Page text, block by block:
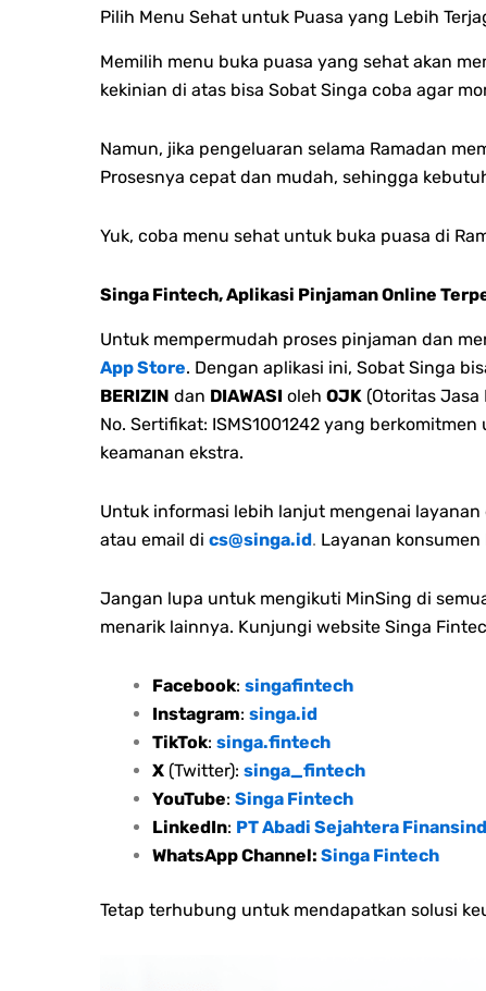
Pilih Menu Sehat untuk Puasa yang Lebih
Memilih menu buka puasa yang sehat akan
kekinian di atas bisa Sobat Singa coba agar
Namun, jika pengeluaran selama Ramadan
Prosesnya cepat dan mudah, sehingga
Yuk, coba menu sehat untuk buka puasa di
Singa Fintech, Aplikasi Pinjaman Online
Untuk mempermudah proses pinjaman dan
App Store. Dengan aplikasi ini, Sobat Singa
BERIZIN dan DIAWASI oleh OJK (Otoritas
No. Sertifikat: ISMS1001242 yang
keamanan ekstra.
Untuk informasi lebih lanjut mengenai
atau email di cs@singa.id. Layanan
Jangan lupa untuk mengikuti MinSing di
menarik lainnya. Kunjungi website Singa
Facebook: singafintech
Instagram: singa.id
TikTok: singa.fintech
X (Twitter): singa_fintech
YouTube: Singa Fintech
LinkedIn: PT Abadi Sejahtera
WhatsApp Channel: Singa Fintech
Tetap terhubung untuk mendapatkan solusi